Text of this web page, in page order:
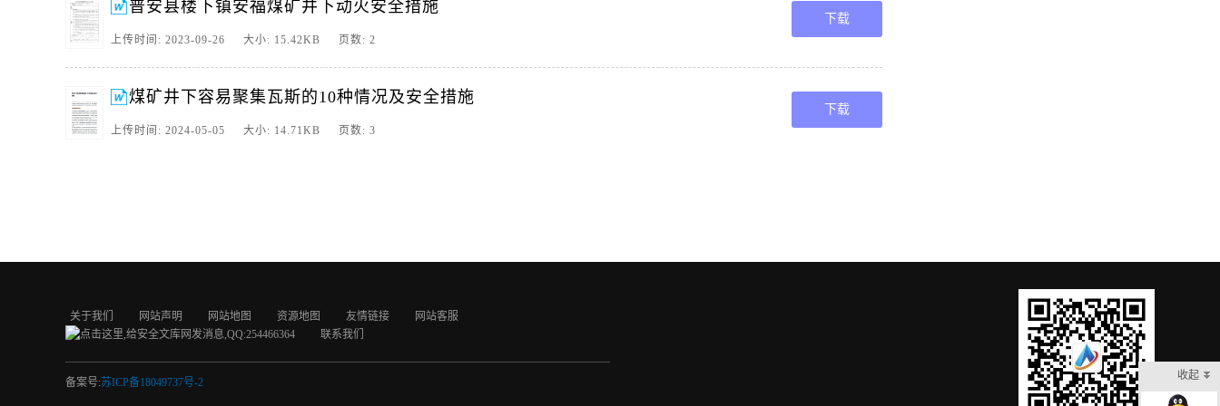
普安县楼下镇安福煤矿井下动火安全措施
上传时间: 2023-09-26 大小: 15.42KB 页数: 2
下载
煤矿井下容易聚集瓦斯的10种情况及安全措施
上传时间: 2024-05-05 大小: 14.71KB 页数: 3
下载
关于我们 网站声明 网站地图 资源地图 友情链接
网站客服
联系我们
备案号:苏ICP备18049737号-2
收起